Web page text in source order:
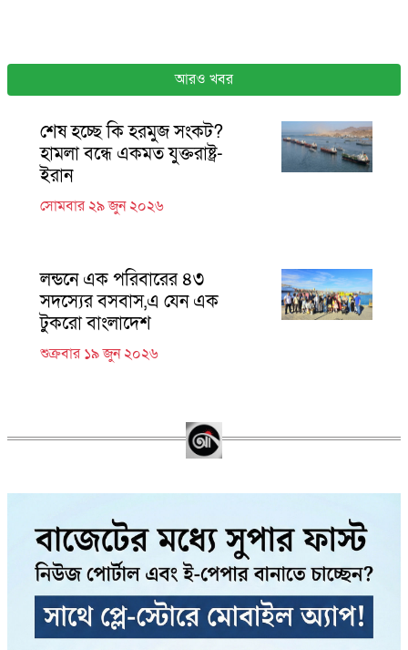
আরও খবর
শেষ হচ্ছে কি হরমুজ সংকট?
হামলা বন্ধে একমত যুক্তরাষ্ট্র-
ইরান
সোমবার ২৯ জুন ২০২৬
লন্ডনে এক পরিবারের ৪৩
সদস্যের বসবাস,এ যেন এক
টুকরো বাংলাদেশ
শুক্রবার ১৯ জুন ২০২৬